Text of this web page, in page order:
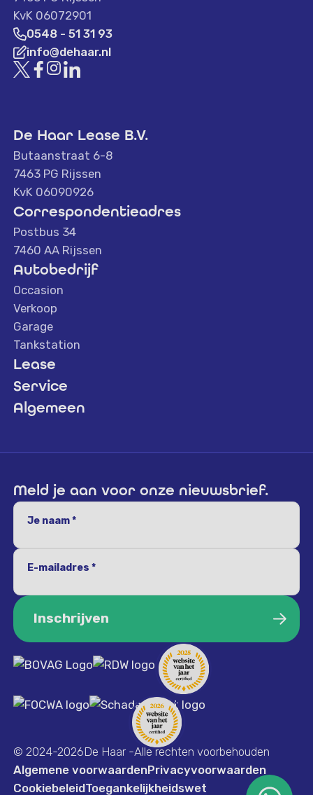
KvK 06072901
0548 - 51 31 93
info@dehaar.nl
De Haar Lease B.V.
Butaanstraat 6-8
7463 PG Rijssen
KvK 06090926
Correspondentieadres
Postbus 34
7460 AA Rijssen
Autobedrijf
Occasion
Verkoop
Garage
Tankstation
Lease
Service
Algemeen
Meld je aan voor onze nieuwsbrief.
Je naam *
E-mailadres *
Inschrijven
Inschrijven
© 2024-2026De Haar -Alle rechten voorbehouden
Algemene voorwaardenPrivacyvoorwaarden
CookiebeleidToegankelijkheidswet